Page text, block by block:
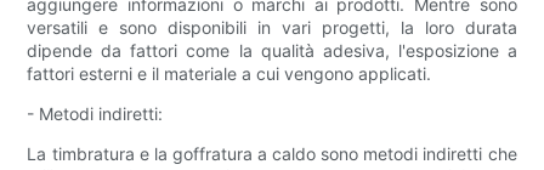
aggiungere informazioni o marchi ai prodotti. Mentre sono
versatili e sono disponibili in vari progetti, la loro durata
dipende da fattori come la qualità adesiva, l'esposizione a
fattori esterni e il materiale a cui vengono applicati.
- Metodi indiretti:
La timbratura e la goffratura a caldo sono metodi indiretti che